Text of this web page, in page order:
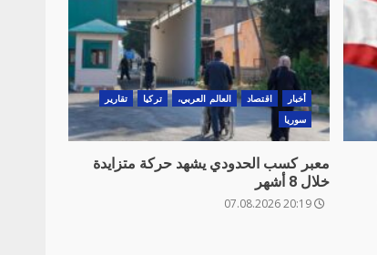
أخبار اقتصاد العالم العربي، تركيا
تقارير
سوريا
معبر كسب الحدودي يشهد حركة متزايدة
خلال 8 أشهر
20:19 07.08.2026